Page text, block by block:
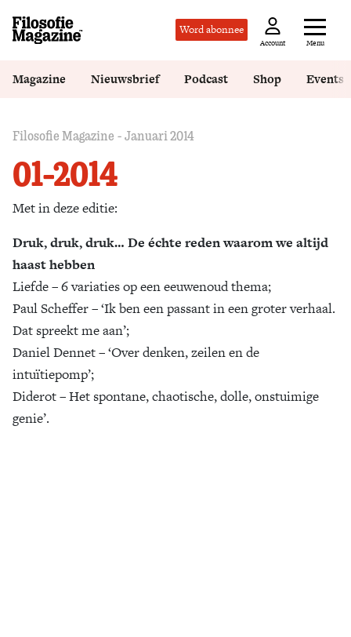
Word abonnee
Account Menu
Magazine Nieuwsbrief Podcast Shop Events
Filosofie Magazine - Januari 2014
01-2014
Met in deze editie:
Druk, druk, druk… De échte reden waarom we altijd
haast hebben
Liefde – 6 variaties op een eeuwenoud thema;
Paul Scheffer – ‘Ik ben een passant in een groter verhaal.
Dat spreekt me aan’;
Daniel Dennet – ‘Over denken, zeilen en de
intuïtiepomp’;
Diderot – Het spontane, chaotische, dolle, onstuimige
genie’.